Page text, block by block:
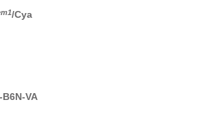
/Cya
VA